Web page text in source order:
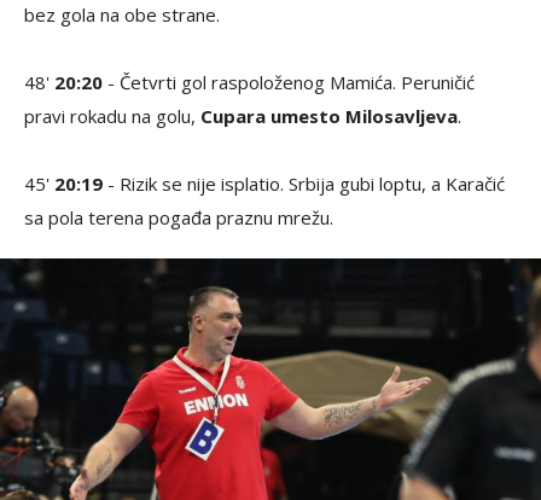
bez gola na obe strane.
48' 20:20 - Četvrti gol raspoloženog Mamića. Peruničić
pravi rokadu na golu, Cupara umesto Milosavljeva.
45' 20:19 - Rizik se nije isplatio. Srbija gubi loptu, a Karačić
sa pola terena pogađa praznu mrežu.